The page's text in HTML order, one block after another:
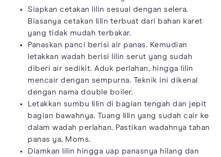
Siapkan cetakan lilin sesuai dengan selera.
Biasanya cetakan lilin terbuat dari bahan karet
yang tidak mudah terbakar.
Panaskan panci berisi air panas. Kemudian
letakkan wadah berisi lilin serut yang sudah
diberi air sedikit. Aduk perlahan, hingga lilin
mencair dengan sempurna. Teknik ini dikenal
dengan nama double boiler.
Letakkan sumbu lilin di bagian tengah dan jepit
bagian bawahnya. Tuang lilin yang sudah cair ke
dalam wadah perlahan. Pastikan wadahnya tahan
panas ya, Moms.
Diamkan lilin hingga uap panasnya hilang dan